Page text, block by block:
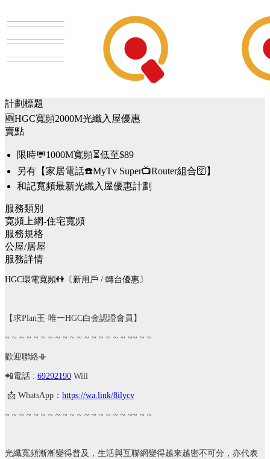
計劃標題
🆕HGC寬頻2000M光纖入屋優惠
賣點
限時💬1000M寬頻⏳低至$89
另有【家居電話☎️MyTv Super📺Router組合🛜】
和記寬頻最新光纖入屋優惠計劃
服務類別
寛頻上網-住宅寬頻
服務規格
公屋/居屋
服務詳情
HGC環電寬頻👫 〔新用戶 / 轉台優惠〕
【求Plan王·唯一HGC白金認證會員】
~ ~ ~ ~ ~ ~ ~ ~ ~ ~ ~ ~ ~ ~ ~ ~ ~ ~~ ~ ~
歡迎聯絡📳
📲電話 : 69292190 Will
📩 WhatsApp ： https://wa.link/8ilycv
~ ~ ~ ~ ~ ~ ~ ~ ~ ~ ~ ~ ~ ~ ~ ~ ~ ~~ ~ ~
光纖寬頻漸漸變得普及，生活與互聯網變得越來越密不可分，亦代表